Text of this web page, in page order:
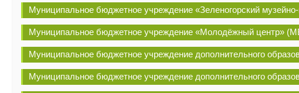
Муниципальное бюджетное учреждение «Зеленогорский
Муниципальное бюджетное учреждение «Молодёжный центр»
Муниципальное бюджетное учреждение дополнительного
Муниципальное бюджетное учреждение дополнительного